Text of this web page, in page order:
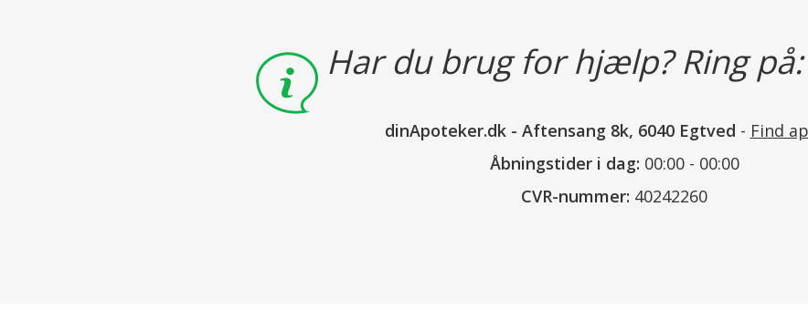
Har du brug for hjælp? Ring på:
dinApoteker.dk- Aftensang 8k, 6040 Egtved - Find
Åbningstider i dag: 00:00 - 00:00
CVR-nummer: 40242260